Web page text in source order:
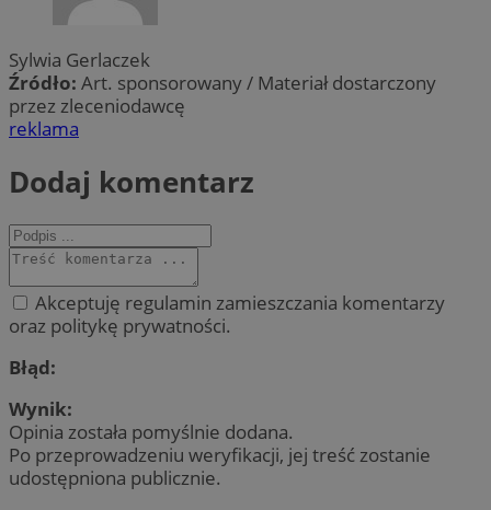
Sylwia Gerlaczek
Źródło: Art. sponsorowany / Materiał dostarczony
przez zleceniodawcę
reklama
Dodaj komentarz
Akceptuję regulamin zamieszczania komentarzy
oraz politykę prywatności.
Błąd:
Wynik:
Opinia została pomyślnie dodana.
Po przeprowadzeniu weryfikacji, jej treść zostanie
udostępniona publicznie.